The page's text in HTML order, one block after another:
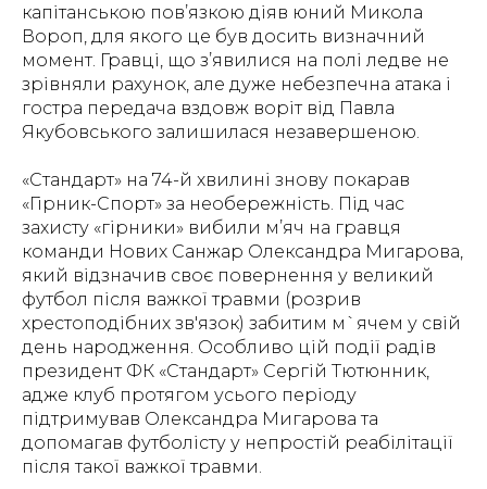
капітанською пов’язкою діяв юний Микола
Вороп, для якого це був досить визначний
момент. Гравці, що з’явилися на полі ледве не
зрівняли рахунок, але дуже небезпечна атака і
гостра передача вздовж воріт від Павла
Якубовського залишилася незавершеною.
«Стандарт» на 74-й хвилині знову покарав
«Гірник-Спорт» за необережність. Під час
захисту «гірники» вибили м’яч на гравця
команди Нових Санжар Олександра Мигарова,
який відзначив своє повернення у великий
футбол після важкої травми (розрив
хрестоподібних зв'язок) забитим м`ячем у свій
день народження. Особливо цій події радів
президент ФК «Стандарт» Сергій Тютюнник,
адже клуб протягом усього періоду
підтримував Олександра Мигарова та
допомагав футболісту у непростій реабілітації
після такої важкої травми.